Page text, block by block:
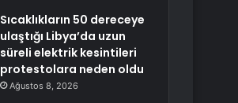
Sıcaklıkların 50 dereceye
ulaştığı Libya’da uzun
süreli elektrik kesintileri
protestolara neden oldu
Ağustos 8, 2026